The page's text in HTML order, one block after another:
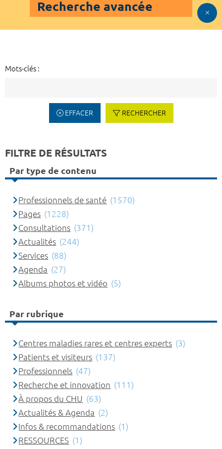
Recherche avancée
Mots-clés :
EFFACER RECHERCHER
FILTRE DE RÉSULTATS
Par type de contenu
Professionnels de santé (1570)
Pages (1228)
Consultations (371)
Actualités (244)
Services (88)
Agenda (27)
Albums photos et vidéo (5)
Par rubrique
Centres maladies rares et centres experts (3)
Patients et visiteurs (137)
Professionnels (47)
Recherche et innovation (111)
À propos du CHU (63)
Actualités & Agenda (2)
Infos & recommandations (1)
RESSOURCES (1)